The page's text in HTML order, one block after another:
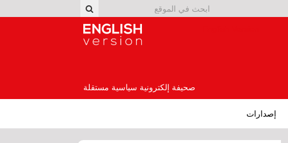
صحيفة إلكترونية سياسية مستقلة
إصدارات